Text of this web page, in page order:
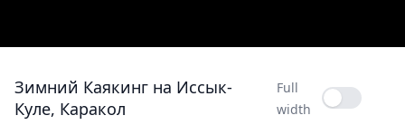
Зимний Каякинг на Иссык-
Куле, Каракол
Full
width
Full width